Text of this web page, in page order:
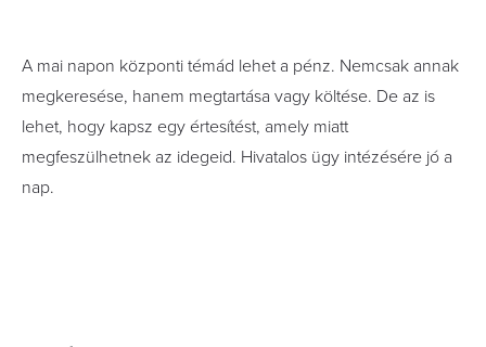
A mai napon központi témád lehet a pénz. Nemcsak annak
megkeresése, hanem megtartása vagy költése. De az is
lehet, hogy kapsz egy értesítést, amely miatt
megfeszülhetnek az idegeid. Hivatalos ügy intézésére jó a
nap.